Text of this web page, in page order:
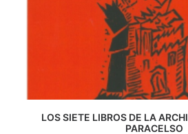
LOGIN / REGISTER
AGREGAR AL
LOS SIETE LIBROS DE LA
PARACELSO